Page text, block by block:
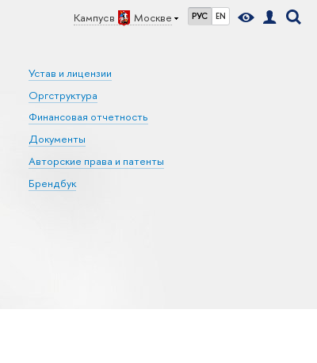
Кампус в Москве РУС EN
Устав и лицензии
Оргструктура
Финансовая отчетность
Документы
Авторские права и патенты
Брендбук